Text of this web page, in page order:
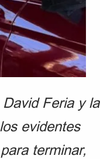
Feria y la
evidentes
terminar,